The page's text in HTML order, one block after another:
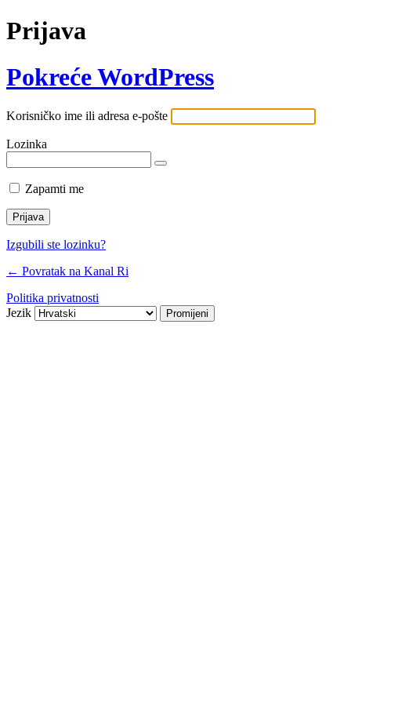
Prijava
Pokreće WordPress
Korisničko ime ili adresa e-pošte
Lozinka
Zapamti me
Izgubili ste lozinku?
← Povratak na Kanal Ri
Politika privatnosti
Jezik